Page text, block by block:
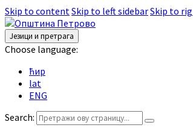
Skip to contentSkip to left sidebarSkip to
Језици и претрага
Choose language:
ћир
lat
ENG
Search: